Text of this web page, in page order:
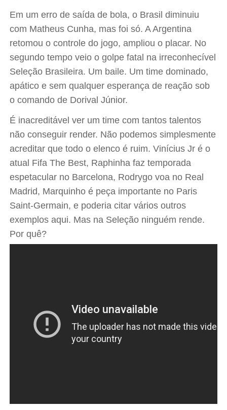
Em um erro de saída de bola, o Brasil diminuiu
com Matheus Cunha, mas foi só. A Argentina
retomou o controle do jogo, ampliou o placar. No
segundo tempo veio o golpe fatal na irreconhecível
Seleção Brasileira. Um baile. Um time dominado,
apático e sem qualquer esperança de reação sob
o comando de Dorival Júnior.
É inacreditável ver um time com tantos talentos
não conseguir render. Não podemos simplesmente
acreditar que todo o elenco é ruim. Vinícius Jr é o
atual Fifa The Best, Raphinha faz temporada
espetacular no Barcelona, Rodrygo voa no Real
Madrid, Marquinho é peça importante no Paris
Saint-Germain, e poderia citar vários outros
exemplos aqui. Mas na Seleção ninguém rende.
Por quê?